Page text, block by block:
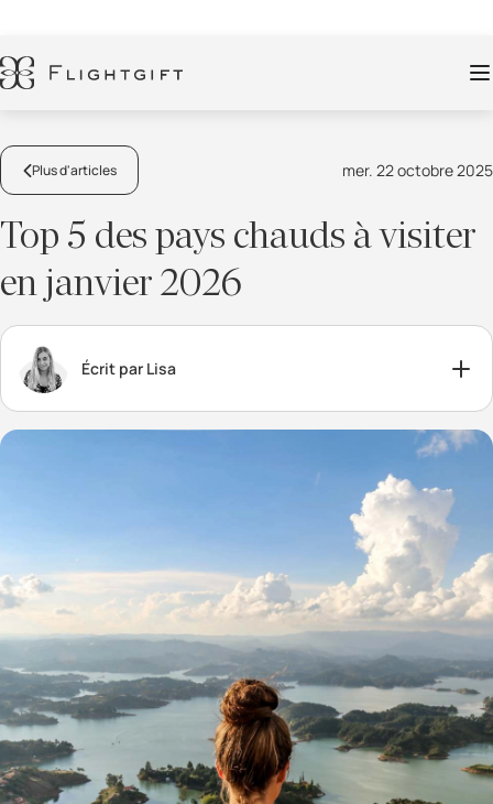
Plus d'articles mer. 22 octobre 2025
Top 5 des pays chauds à visiter
en janvier 2026
Écrit par Lisa